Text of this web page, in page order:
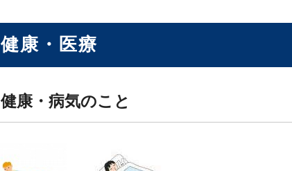
健康・医療
健康・病気のこと